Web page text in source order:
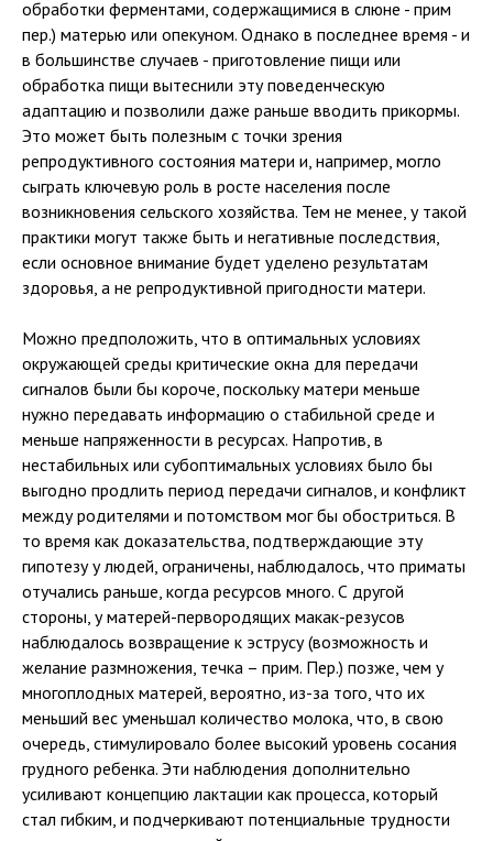
обработки ферментами, содержащимися в слюне - прим
пер.) матерью или опекуном. Однако в последнее время - и
в большинстве случаев - приготовление пищи или
обработка пищи вытеснили эту поведенческую
адаптацию и позволили даже раньше вводить прикормы.
Это может быть полезным с точки зрения
репродуктивного состояния матери и, например, могло
сыграть ключевую роль в росте населения после
возникновения сельского хозяйства. Тем не менее, у такой
практики могут также быть и негативные последствия,
если основное внимание будет уделено результатам
здоровья, а не репродуктивной пригодности матери.
Можно предположить, что в оптимальных условиях
окружающей среды критические окна для передачи
сигналов были бы короче, поскольку матери меньше
нужно передавать информацию о стабильной среде и
меньше напряженности в ресурсах. Напротив, в
нестабильных или субоптимальных условиях было бы
выгодно продлить период передачи сигналов, и конфликт
между родителями и потомством мог бы обостриться. В
то время как доказательства, подтверждающие эту
гипотезу у людей, ограничены, наблюдалось, что приматы
отучались раньше, когда ресурсов много. С другой
стороны, у матерей-первородящих макак-резусов
наблюдалось возвращение к эструсу (возможность и
желание размножения, течка – прим. Пер.) позже, чем у
многоплодных матерей, вероятно, из-за того, что их
меньший вес уменьшал количество молока, что, в свою
очередь, стимулировало более высокий уровень сосания
грудного ребенка. Эти наблюдения дополнительно
усиливают концепцию лактации как процесса, который
стал гибким, и подчеркивают потенциальные трудности